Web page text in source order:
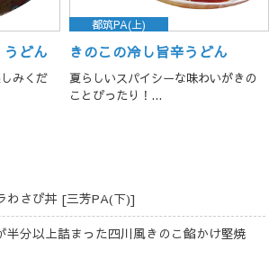
うどん
みくだ
都筑PA(上)
きのこの冷し旨辛うどん
夏らしいスパイシーな味わいがきの
ことぴったり！...
わさび丼 [三芳PA(下)]
半分以上詰まった四川風きのこ餡かけ堅焼